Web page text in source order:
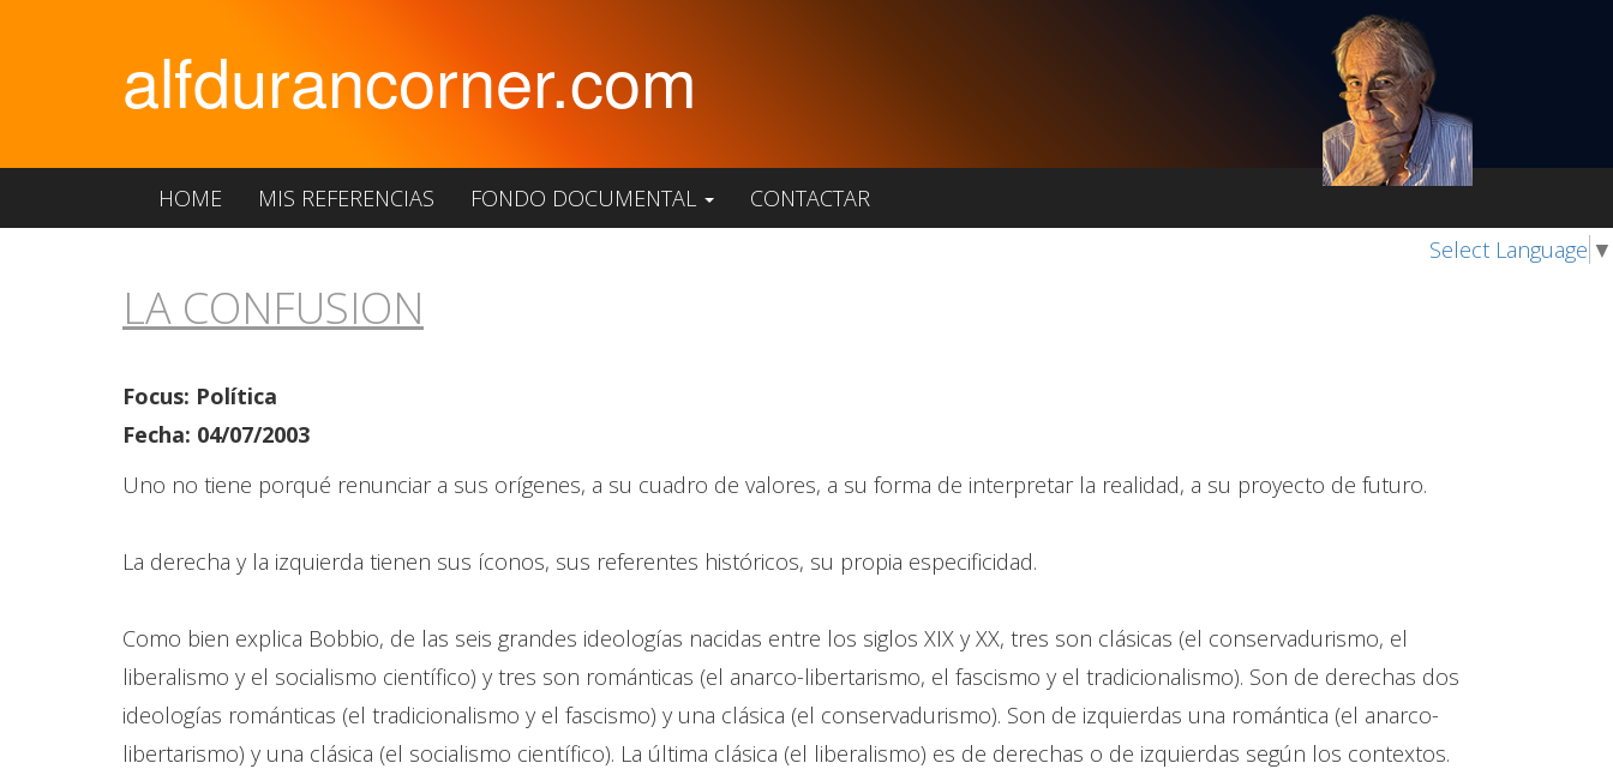
alfdurancorner.com
HOME MIS REFERENCIAS FONDO DOCUMENTAL
CONTACTAR
Select Language ▼
LA CONFUSION
Focus: Política
Fecha: 04/07/2003
Uno no tiene porqué renunciar a sus orígenes, a su cuadro de valores, a su forma de interpretar la realidad, a su proyecto de futuro.
La derecha y la izquierda tienen sus íconos, sus referentes históricos, su propia especificidad.
Como bien explica Bobbio, de las seis grandes ideologías nacidas entre los siglos XIX y XX, tres son clásicas (el conservadurismo, el
liberalismo y el socialismo científico) y tres son románticas (el anarco-libertarismo, el fascismo y el tradicionalismo). Son de derechas dos
ideologías románticas (el tradicionalismo y el fascismo) y una clásica (el conservadurismo). Son de izquierdas una romántica (el anarco-
libertarismo) y una clásica (el socialismo científico). La última clásica (el liberalismo) es de derechas o de izquierdas según los contextos.